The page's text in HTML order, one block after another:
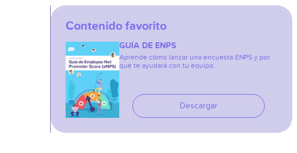
Contenido favorito
GUÍA DE ENPS
Aprende cómo lanzar una encuesta ENPS y por
qué te ayudará con tu equipo.
Descargar